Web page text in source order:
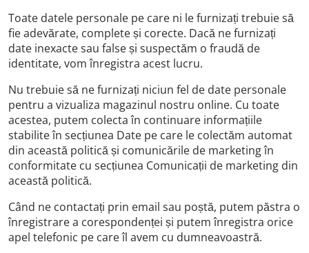
Toate datele personale pe care ni le furnizați trebuie să
fie adevărate, complete și corecte. Dacă ne furnizați
date inexacte sau false și suspectăm o fraudă de
identitate, vom înregistra acest lucru.
Nu trebuie să ne furnizați niciun fel de date personale
pentru a vizualiza magazinul nostru online. Cu toate
acestea, putem colecta în continuare informațiile
stabilite în secțiunea Date pe care le colectăm automat
din această politică și comunicările de marketing în
conformitate cu secțiunea Comunicații de marketing din
această politică.
Când ne contactați prin email sau poștă, putem păstra o
înregistrare a corespondenței și putem înregistra orice
apel telefonic pe care îl avem cu dumneavoastră.